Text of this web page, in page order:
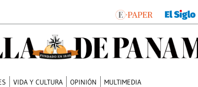
VIDA Y CULTURA OPINIÓN MULTIMEDIA